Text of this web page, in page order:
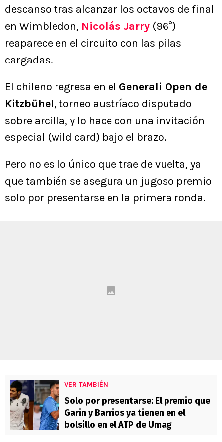
descanso tras alcanzar los octavos de final
en Wimbledon, Nicolás Jarry (96°)
reaparece en el circuito con las pilas
cargadas.
El chileno regresa en el Generali Open de
Kitzbühel, torneo austríaco disputado
sobre arcilla, y lo hace con una invitación
especial (wild card) bajo el brazo.
Pero no es lo único que trae de vuelta, ya
que también se asegura un jugoso premio
solo por presentarse en la primera ronda.
VER TAMBIÉN
Solo por presentarse: El premio que
Garin y Barrios ya tienen en el
bolsillo en el ATP de Umag